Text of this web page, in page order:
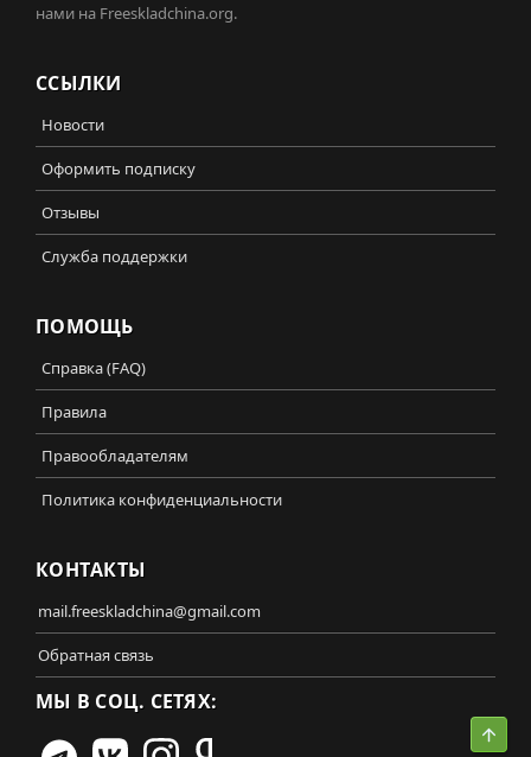
нами на Freeskladchina.org.
ССЫЛКИ
Новости
Оформить подписку
Отзывы
Служба поддержки
ПОМОЩЬ
Справка (FAQ)
Правила
Правообладателям
Политика конфиденциальности
КОНТАКТЫ
mail.freeskladchina@gmail.com
Обратная связь
МЫ В СОЦ. СЕТЯХ: